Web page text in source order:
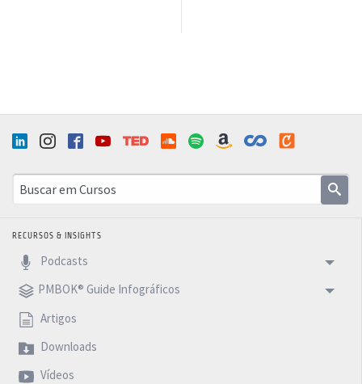
RECURSOS & INSIGHTS
Podcasts
PMBOK® Guide Infográficos
Artigos
Downloads
Vídeos